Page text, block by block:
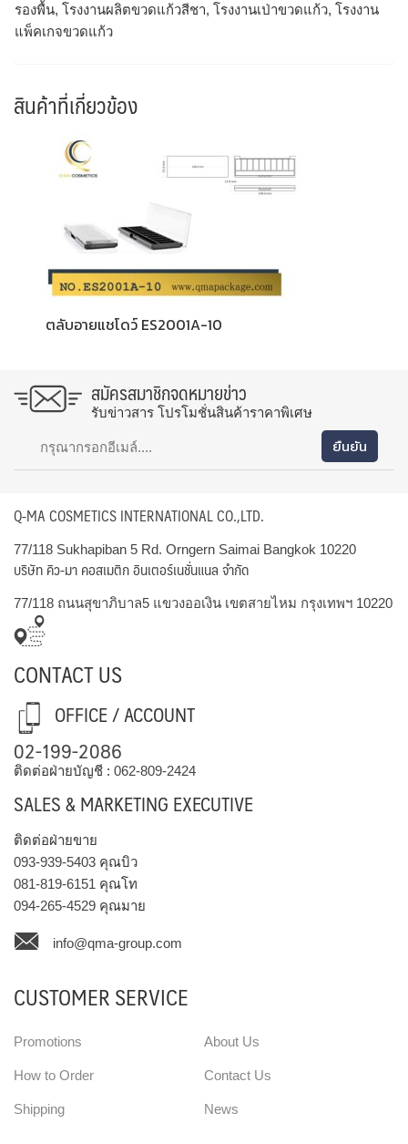
รองพื้น, โรงงานผลิตขวดแก้วสีชา, โรงงานเป่าขวดแก้ว, โรงงาน
แพ็คเกจขวดแก้ว
สินค้าที่เกี่ยวข้อง
ตลับอายแชโดว์ ES2001A-10
สมัครสมาชิกจดหมายข่าว
รับข่าวสาร โปรโมชั่นสินค้าราคาพิเศษ
Q-MA COSMETICS INTERNATIONAL CO.,LTD.
77/118 Sukhapiban 5 Rd. Orngern Saimai Bangkok 10220
บริษัท คิว-มา คอสเมติก อินเตอร์เนชั่นแนล จำกัด
77/118 ถนนสุขาภิบาล5 แขวงออเงิน เขตสายไหม กรุงเทพฯ 10220
CONTACT US
OFFICE / ACCOUNT
02-199-2086
ติดต่อฝ่ายบัญชี : 062-809-2424
SALES & MARKETING EXECUTIVE
ติดต่อฝ่ายขาย
093-939-5403 คุณบิว
081-819-6151 คุณโท
094-265-4529 คุณมาย
info@qma-group.com
CUSTOMER SERVICE
Promotions
How to Order
Shipping
About Us
Contact Us
News